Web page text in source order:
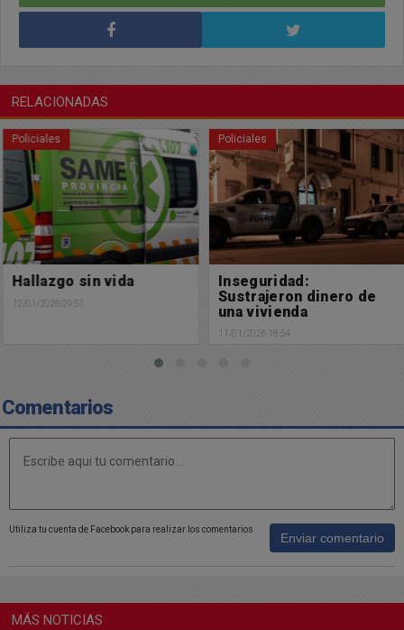
RELACIONADAS
Policiales
Hallazgo sin vida
12/01/2026 09:51
Policiales
Inseguridad:
Sustrajeron dinero de
una vivienda
11/01/2026 18:54
Comentarios
Utiliza tu cuenta de Facebook para realizar los comentarios
Enviar comentario
MÁS NOTICIAS